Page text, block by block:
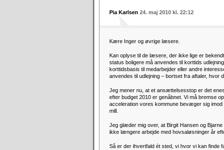
Pia Karlsen 24. maj 2010 kl. 22:12
Kære Inger og øvrige læsere.
Kan oplyse til de læsere, der ikke lige er
status boligere må anvendes til korttids
korttidsbasis til medarbejder eller andre
anvendes til udlejning – bortset fra aftaler, hvor
Jeg mener nu, at et ansættelsesstop er det
efter budget 2010 er genåbnet. Vi må bremse
acceleration vores kommune bevæger sig
mill.
Jeg glæder mig over, at Birgit Hansen og
ikke længere arbejde med hovsaløsninger år
Så er der ihvertfald ét sted, vi hvor vi kan finde